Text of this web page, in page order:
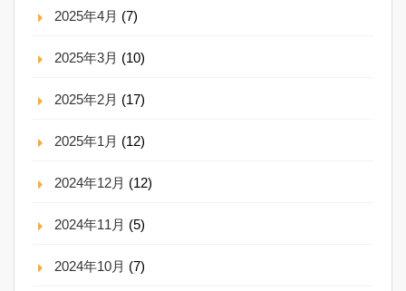
2025年4月 (7)
2025年3月 (10)
2025年2月 (17)
2025年1月 (12)
2024年12月 (12)
2024年11月 (5)
2024年10月 (7)